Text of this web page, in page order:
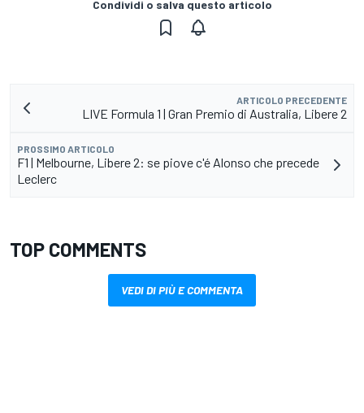
Condividi o salva questo articolo
ARTICOLO PRECEDENTE
LIVE Formula 1 | Gran Premio di Australia, Libere 2
PROSSIMO ARTICOLO
F1 | Melbourne, Libere 2: se piove c'é Alonso che precede
Leclerc
TOP COMMENTS
VEDI DI PIÙ E COMMENTA